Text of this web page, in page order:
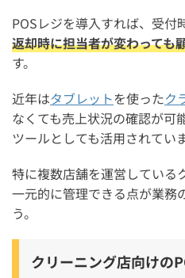
クリーニング管理システ
クリーニング店向けのレ
格相場やアプリ対応も解説】
POSレジを導入すれば、受付
返却時に担当者が変わっても
す。
近年はタブレットを使ったク
なくても売上状況の確認が可
ツールとしても活用されていま
特に複数店舗を運営している
一元的に管理できる点が業務
う。
クリーニング店向けの